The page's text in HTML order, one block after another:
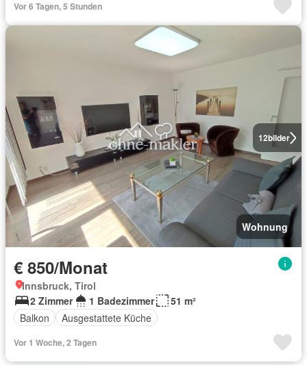
Vor 6 Tagen, 5 Stunden
12bilder
Wohnung
€ 850/Monat
Innsbruck, Tirol
2 Zimmer
1 Badezimmer
51 m²
Balkon
Ausgestattete Küche
Vor 1 Woche, 2 Tagen